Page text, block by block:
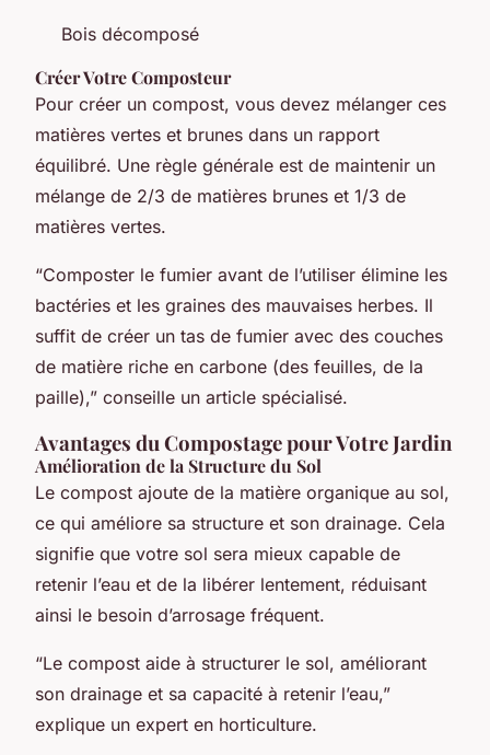
Bois décomposé
Créer Votre Composteur
Pour créer un compost, vous devez mélanger ces
matières vertes et brunes dans un rapport
équilibré. Une règle générale est de maintenir un
mélange de 2/3 de matières brunes et 1/3 de
matières vertes.
“Composter le fumier avant de l’utiliser élimine les
bactéries et les graines des mauvaises herbes. Il
suffit de créer un tas de fumier avec des couches
de matière riche en carbone (des feuilles, de la
paille),” conseille un article spécialisé.
Avantages du Compostage pour Votre Jardin
Amélioration de la Structure du Sol
Le compost ajoute de la matière organique au sol,
ce qui améliore sa structure et son drainage. Cela
signifie que votre sol sera mieux capable de
retenir l’eau et de la libérer lentement, réduisant
ainsi le besoin d’arrosage fréquent.
“Le compost aide à structurer le sol, améliorant
son drainage et sa capacité à retenir l’eau,”
explique un expert en horticulture.